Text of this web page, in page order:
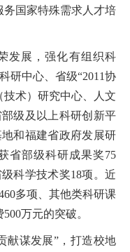
国家特殊需求人才培
发展，强化有组织科
研中心、省级“2011协
技术）研究中心、人文
级及以上科研创新平
和福建省政府发展研
省部级科研成果奖75
科学技术奖18项。近
多项、其他类科研课
500万元的突破‌。
献谋发展”，打造校地